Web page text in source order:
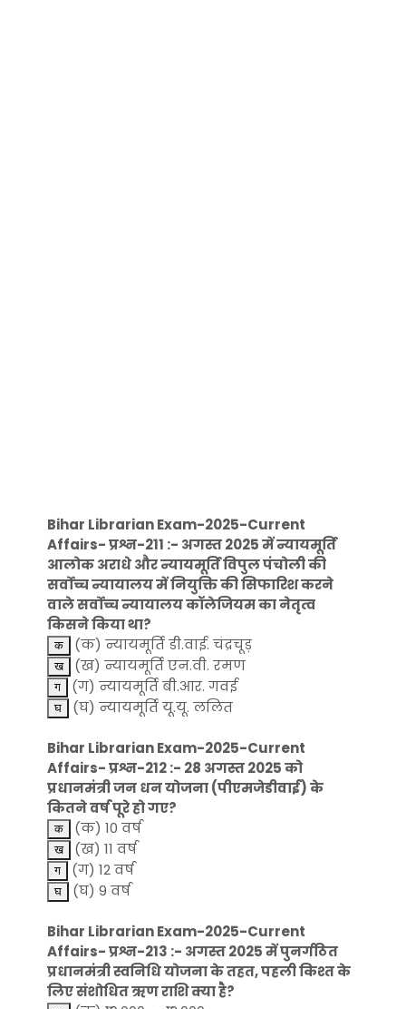
Bihar Librarian Exam-2025-Current
Affairs- प्रश्न-211 :- अगस्त 2025 में न्यायमूर्ति
आलोक अराधे और न्यायमूर्ति विपुल पंचोली की
सर्वोच्च न्यायालय में नियुक्ति की सिफारिश करने
वाले सर्वोच्च न्यायालय कॉलेजियम का नेतृत्व
किसने किया था?
(क) न्यायमूर्ति डी.वाई. चंद्रचूड़
(ख) न्यायमूर्ति एन.वी. रमण
(ग) न्यायमूर्ति बी.आर. गवई
(घ) न्यायमूर्ति यू.यू. ललित
Bihar Librarian Exam-2025-Current
Affairs- प्रश्न-212 :- 28 अगस्त 2025 को
प्रधानमंत्री जन धन योजना (पीएमजेडीवाई) के
कितने वर्ष पूरे हो गए?
(क) 10 वर्ष
(ख) 11 वर्ष
(ग) 12 वर्ष
(घ) 9 वर्ष
Bihar Librarian Exam-2025-Current
Affairs- प्रश्न-213 :- अगस्त 2025 में पुनर्गठित
प्रधानमंत्री स्वनिधि योजना के तहत, पहली किश्त के
लिए संशोधित ऋण राशि क्या है?